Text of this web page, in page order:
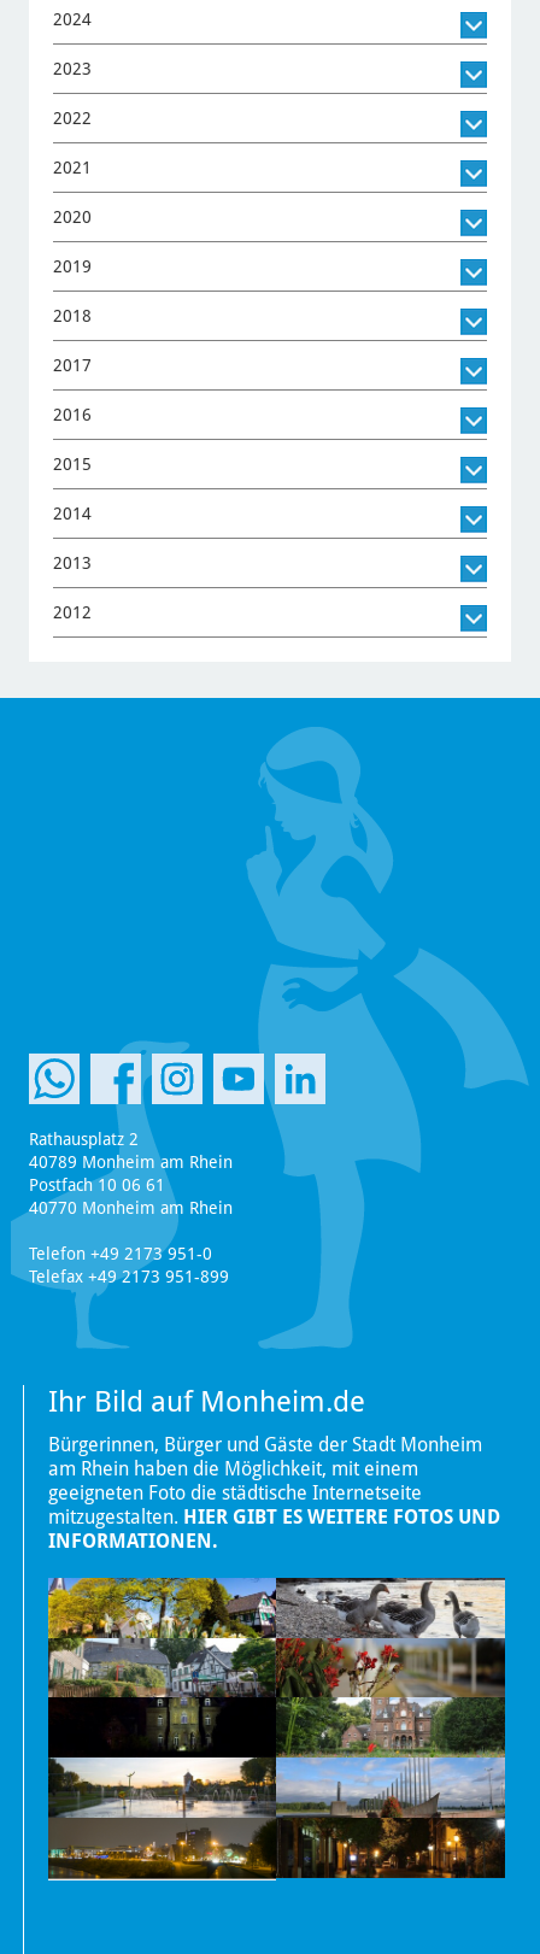
2024
2023
2022
2021
2020
2019
2018
2017
2016
2015
2014
2013
2012
Rathausplatz 2
40789 Monheim am Rhein
Postfach 10 06 61
40770 Monheim am Rhein
Telefon +49 2173 951-0
Telefax +49 2173 951-899
Ihr Bild auf Monheim.de
Bürgerinnen, Bürger und Gäste der Stadt Monheim
am Rhein haben die Möglichkeit, mit einem
geeigneten Foto die städtische Internetseite
mitzugestalten. HIER GIBT ES WEITERE FOTOS UND
INFORMATIONEN.